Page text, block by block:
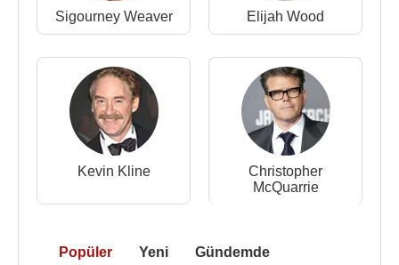
2007 - The Fifth Patient (Gerard Pinker) (Sinema
Filmi)
2006 - The Pink Panther (Antrenman Eğitmeni Yuri)
(Sinema Filmi)
2006 - The Oakley Seven (Bay Whitney) (Sinema
2006 - Ghost Whisperer (Matt Mallinson) (Tv Dizisi)
2006 - Fido (Bay Bottoms) (Sinema Filmi)
Walsch) (Sinema Filmi)
Sigourney Weaver Elijah Wood
Kevin Kline
Christopher
McQuarrie
Popüler Yeni Gündemde